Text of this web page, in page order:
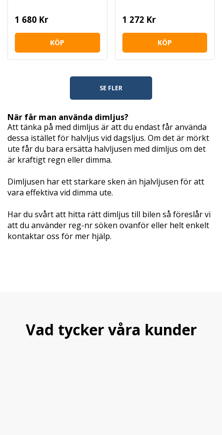
1 680 Kr
KÖP
1 272 Kr
KÖP
SE FLER
När får man använda dimljus?
Att tänka på med dimljus är att du endast får använda
dessa istället för halvljus vid dagsljus. Om det är mörkt
ute får du bara ersätta halvljusen med dimljus om det
är kraftigt regn eller dimma.
Dimljusen har ett starkare sken än hjalvljusen för att
vara effektiva vid dimma ute.
Har du svårt att hitta rätt dimljus till bilen så föreslår vi
att du använder reg-nr söken ovanför eller helt enkelt
kontaktar oss för mer hjälp.
Vad tycker våra kunder